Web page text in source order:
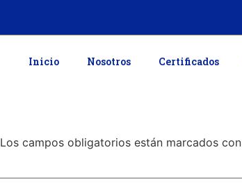
Inicio Nosotros Certificados
Los campos obligatorios están marcados con